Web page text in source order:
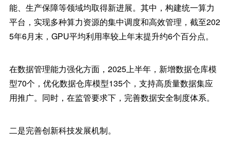
能、生产保障等领域均取得新进展。其中，构建统一算力
平台，实现多种算力资源的集中调度和高效管理，截至202
5年6月末，GPU平均利用率较上年末提升约6个百分点。
在数据管理能力强化方面，2025上半年，新增数据仓库模
型70个，优化数据仓库模型135个，支持高质量数据集应
用推广。同时，在监管要求下，完善数据安全制度体系。
二是完善创新科技发展机制。